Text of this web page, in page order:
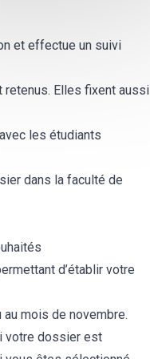
et effectue un suivi
retenus. Elles fixent aussi
les étudiants
dans la faculté de
d’établir votre
mois de novembre.
votre dossier est